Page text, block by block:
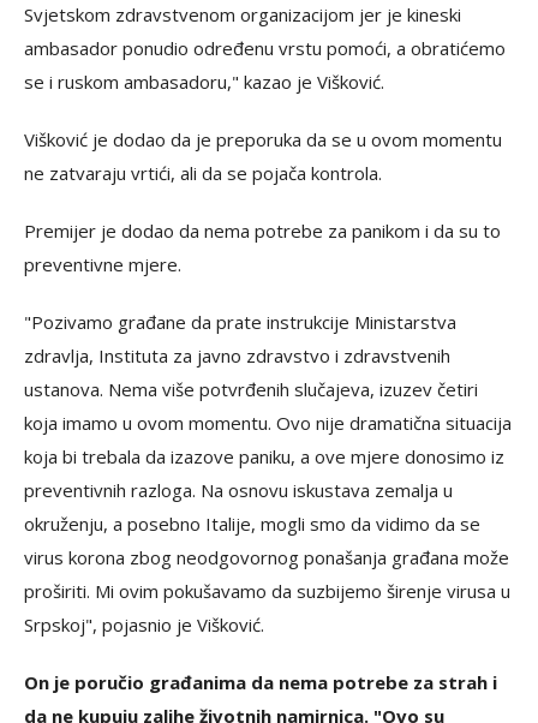
Svjetskom zdravstvenom organizacijom jer je kineski
ambasador ponudio određenu vrstu pomoći, a obratićemo
se i ruskom ambasadoru," kazao je Višković.
Višković je dodao da je preporuka da se u ovom momentu
ne zatvaraju vrtići, ali da se pojača kontrola.
Premijer je dodao da nema potrebe za panikom i da su to
preventivne mjere.
"Pozivamo građane da prate instrukcije Ministarstva
zdravlja, Instituta za javno zdravstvo i zdravstvenih
ustanova. Nema više potvrđenih slučajeva, izuzev četiri
koja imamo u ovom momentu. Ovo nije dramatična situacija
koja bi trebala da izazove paniku, a ove mjere donosimo iz
preventivnih razloga. Na osnovu iskustava zemalja u
okruženju, a posebno Italije, mogli smo da vidimo da se
virus korona zbog neodgovornog ponašanja građana može
proširiti. Mi ovim pokušavamo da suzbijemo širenje virusa u
Srpskoj", pojasnio je Višković.
On je poručio građanima da nema potrebe za strah i
da ne kupuju zalihe životnih namirnica. "Ovo su